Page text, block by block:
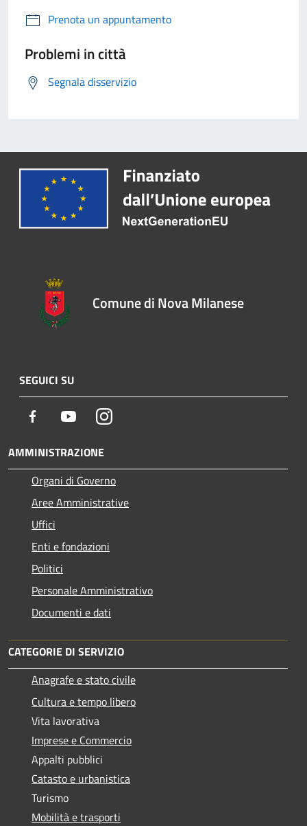
Prenota un appuntamento
Problemi in città
Segnala disservizio
Comune di Nova Milanese
SEGUICI SU
Facebook YoutubeInstagram
AMMINISTRAZIONE
Organi di Governo
Aree Amministrative
Uffici
Enti e fondazioni
Politici
Personale Amministrativo
Documenti e dati
CATEGORIE DI SERVIZIO
Anagrafe e stato civile
Cultura e tempo libero
Vita lavorativa
Imprese e Commercio
Appalti pubblici
Catasto e urbanistica
Turismo
Mobilità e trasporti